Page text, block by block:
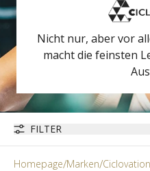
Nicht nur, aber vor
macht die feinsten
FILTER
Homepage Marken Ciclovation